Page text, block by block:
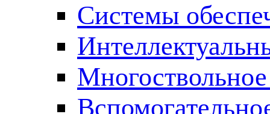
Cистемы